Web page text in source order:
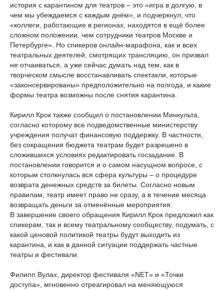
история с карантином для театров – это «игра в долгую, в
чем мы убеждаемся с каждым днём», и подчеркнул, что
«коллеги, работающие в регионах, находятся в ещё более
сложном положении, чем сотрудники театров Москве и
Петербурге». Но спикеров онлайн-марафона, как и всех
театральных деятелей, смотрящих трансляцию, он призвал
не отчаиваться, а уже сейчас думать над тем, как в
творческом смысле восстанавливать спектакли, которые
«законсервированы» предположительно на полгода, и какие
формы театра возможны после снятия карантина.
Кирилл Крок также сообщил о постановлении Минкульта,
согласно которому все подведомственные министерству
учреждения получат финансовую поддержку. В частности,
без сокращения бюджета театрам будет разрешено в
сложившихся условиях редактировать госзадание. В
постановлении говорится и о самом насущном вопросе, с
которым столкнулась вся сфера культуры – о процедуре
возврата денежных средств за билеты. Согласно новым
правилам, театр имеет право не сразу, а в течение месяца
возвращать деньги за отменённые мероприятия.
В завершение своего обращения Кирилл Крок предложил как
спикерам, так и всему театральному сообществу, подумать, с
какой ценовой политикой театры будут выходить из
карантина, и как в данной ситуации поддержать частные
театры и фестивали.
Филипп Вулах, директор фестиваля «NET» и «Точки
доступа», мгновенно отреагировал на меняющуюся